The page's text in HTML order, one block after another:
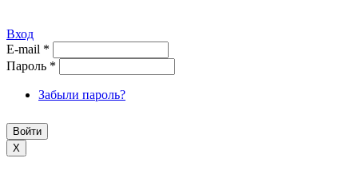
Вход
E-mail *
Пароль *
Забыли пароль?
X